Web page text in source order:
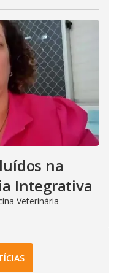
na
Integrativa
Veterinária